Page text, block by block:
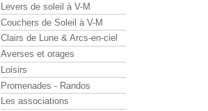
Levers de soleil à V-M
Couchers de Soleil à V-M
Clairs de Lune & Arcs-en-ciel
Averses et orages
Loisirs
Promenades - Randos
Les associations